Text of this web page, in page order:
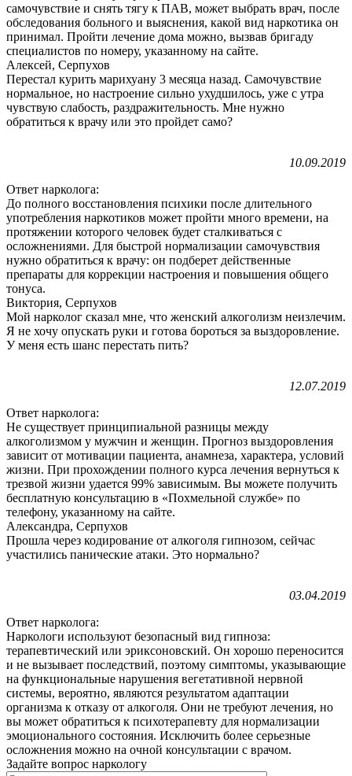
самочувствие и снять тягу к ПАВ, может выбрать врач, после
обследования больного и выяснения, какой вид наркотика он
принимал. Пройти лечение дома можно, вызвав бригаду
специалистов по номеру, указанному на сайте.
Алексей, Серпухов
Перестал курить марихуану 3 месяца назад. Самочувствие
нормальное, но настроение сильно ухудшилось, уже с утра
чувствую слабость, раздражительность. Мне нужно
обратиться к врачу или это пройдет само?
10.09.2019
Ответ нарколога:
До полного восстановления психики после длительного
употребления наркотиков может пройти много времени, на
протяжении которого человек будет сталкиваться с
осложнениями. Для быстрой нормализации самочувствия
нужно обратиться к врачу: он подберет действенные
препараты для коррекции настроения и повышения общего
тонуса.
Виктория, Серпухов
Мой нарколог сказал мне, что женский алкоголизм неизлечим.
Я не хочу опускать руки и готова бороться за выздоровление.
У меня есть шанс перестать пить?
12.07.2019
Ответ нарколога:
Не существует принципиальной разницы между
алкоголизмом у мужчин и женщин. Прогноз выздоровления
зависит от мотивации пациента, анамнеза, характера, условий
жизни. При прохождении полного курса лечения вернуться к
трезвой жизни удается 99% зависимым. Вы можете получить
бесплатную консультацию в «Похмельной службе» по
телефону, указанному на сайте.
Александра, Серпухов
Прошла через кодирование от алкоголя гипнозом, сейчас
участились панические атаки. Это нормально?
03.04.2019
Ответ нарколога:
Наркологи используют безопасный вид гипноза:
терапевтический или эриксоновский. Он хорошо переносится
и не вызывает последствий, поэтому симптомы, указывающие
на функциональные нарушения вегетативной нервной
системы, вероятно, являются результатом адаптации
организма к отказу от алкоголя. Они не требуют лечения, но
вы может обратиться к психотерапевту для нормализации
эмоционального состояния. Исключить более серьезные
осложнения можно на очной консультации с врачом.
Задайте вопрос наркологу